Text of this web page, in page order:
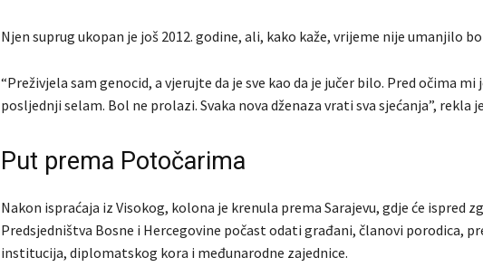
Njen suprug ukopan je još 2012. godine, ali, kako kaže, vrijeme nije umanjilo
“Preživjela sam genocid, a vjerujte da je sve kao da je jučer bilo. Pred očima mi
posljednji selam. Bol ne prolazi. Svaka nova dženaza vrati sva sjećanja”, rekla
Put prema Potočarima
Nakon ispraćaja iz Visokog, kolona je krenula prema Sarajevu, gdje će ispred
Predsjedništva Bosne i Hercegovine počast odati građani, članovi porodica,
institucija, diplomatskog kora i međunarodne zajednice.